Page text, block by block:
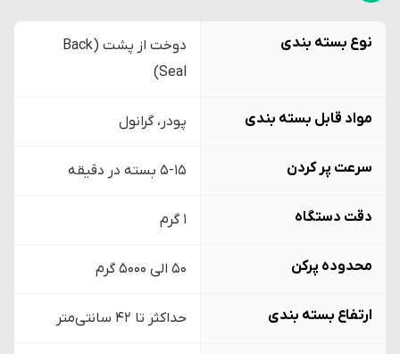
نوع بسته بندی
دوخت از پشت (Back
Seal)
مواد قابل بسته بندی پودر، گرانول
سرعت پر کردن 5-15 بسته در دقیقه
دقت دستگاه ۱ گرم
محدوده پرکن 50 الی 5000 گرم
ارتفاع بسته بندی حداکثر تا 42 سانتی‌متر